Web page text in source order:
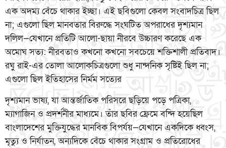
এক অদম্য বেঁচে থাকার ইচ্ছা। এই ছবিগুলো কেবল সংবাদচিত্র ছিল
না; এগুলো ছিল মানবতার বিরুদ্ধে সংঘটিত অপরাধের দৃশ্যমান
দলিল—যেখানে প্রতিটি আলো-ছায়া নীরবে উচ্চারণ করেছে এক
অমোঘ সত্য: নীরবতাও কখনো কখনো সবচেয়ে শক্তিশালী প্রতিবাদ।
রঘু রাই-এর তোলা আলোকচিত্রগুলো শুধু নান্দনিক সৃষ্টিই ছিল না;
এগুলো ছিল ইতিহাসের নির্মম সত্যের
দৃশ্যমান ভাষ্য, যা আন্তর্জাতিক পরিসরে ছড়িয়ে পড়ে পত্রিকা,
ম্যাগাজিন ও প্রদর্শনীর মাধ্যমে। তাঁর ছবির ফ্রেমে বন্দি হয়েছিল
বাংলাদেশের মুক্তিযুদ্ধের মানবিক বিপর্যয়—যেখানে একদিকে ধ্বংস,
মৃত্যু ও নির্যাতন, অন্যদিকে বেঁচে থাকার সংগ্রাম ও প্রতিরোধের